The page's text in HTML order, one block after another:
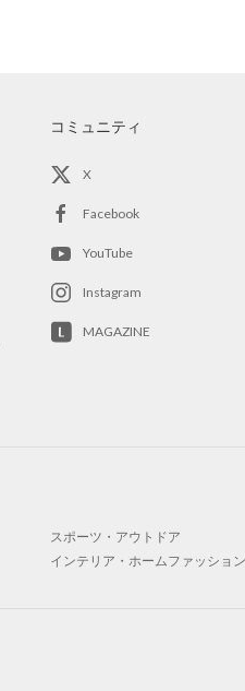
コミュニティ
X
Facebook
YouTube
Instagram
MAGAZINE
スポーツ・アウトドア
インテリア・ホームファッション